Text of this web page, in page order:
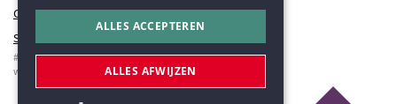
Cookiestatement
Sitemap
#codedwithlove byCodelines
webapplicaties
mobiele apps&maatwerk websites
ALLES ACCEPTEREN
ALLES AFWIJZEN